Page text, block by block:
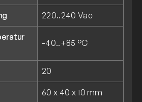
220..240 Vac
-40..+85 °C
20
60 x 40 x 10 mm